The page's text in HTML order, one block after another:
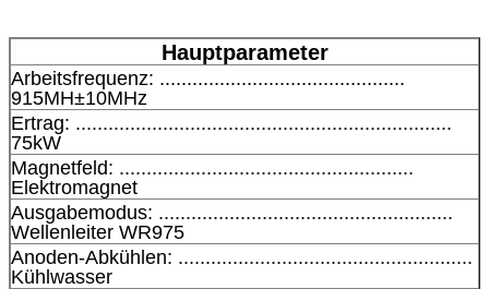
Hauptparameter
Arbeitsfrequenz: .............................................
915MH±10MHz
Ertrag: .....................................................................
75kW
Magnetfeld: ......................................................
Elektromagnet
Ausgabemodus: ......................................................
Wellenleiter WR975
Anoden-Abkühlen: ......................................................
Kühlwasser